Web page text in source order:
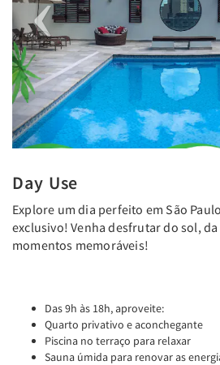
Day Use
Explore um dia perfeito em São
exclusivo! Venha desfrutar do sol,
momentos memoráveis!
Das 9h às 18h, aproveite:
Quarto privativo e aconchegante
Piscina no terraço para relaxar
Sauna úmida para renovar as